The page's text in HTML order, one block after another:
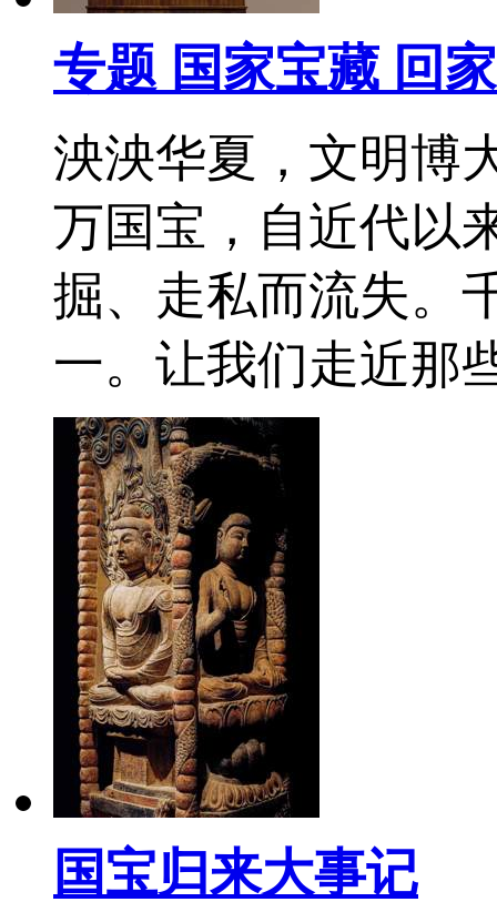
专题 国家宝藏 回
泱泱华夏，文明博
万国宝，自近代以
掘、走私而流失。
一。让我们走近
国宝归来大事记